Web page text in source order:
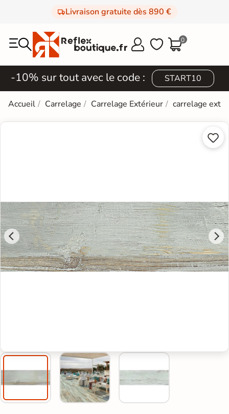
Livraison gratuite dès 890 €
  0
-10% sur tout avec le code : START10
Accueil Carrelage Carrelage Extérieur carrelage

